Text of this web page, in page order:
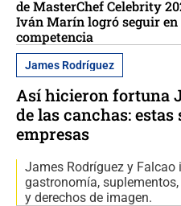
de MasterChef Celebrity
Iván Marín logró seguir en
competencia
James Rodríguez
Así hicieron fortuna
de las canchas: estas
empresas
James Rodríguez y Falcao
gastronomía,
y derechos de imagen.